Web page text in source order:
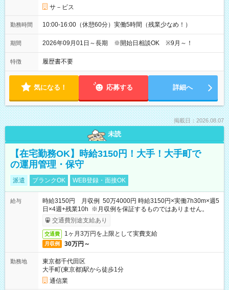
サ－ビス
勤務時間 10:00-16:00（休憩60分）実働5時間（残業少なめ！）
期間 2026年09月01日～長期 ※開始日相談OK ※9月～！
特徴 履歴書不要
気になる！ 応募する 詳細へ
掲載日：2026.08.07
未読
【在宅勤務OK】時給3150円！大手！大手町で
の運用管理・保守
派遣 ブランクOK WEB登録・面接OK
給与
時給3150円 月収例 50万4000円 時給3150円×実働7h30m×週5
日×4週+残業10h ※月収例を保証するものではありません。
交通費別途支給あり
交通費 1ヶ月3万円を上限として実費支給
月収例 30万円～
勤務地
東京都千代田区
大手町(東京都)駅から徒歩1分
通信業